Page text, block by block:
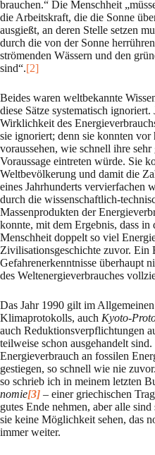
brauchen.“ Die Menschheit
die Arbeitskraft, die die Sonne
ausgießt, an deren Stelle setzen
durch die von der Sonne
strömenden Wässern und den
sind“.[2]
Beides waren weltbekannte
diese Sätze systematisch
Wirklichkeit des
sie ignoriert; denn sie konnten
voraus­sehen, wie schnell ihre
Voraussage eintreten würde. Sie
Weltbevölkerung und damit die
eines Jahrhunderts vervierfachen
durch die wis­sen­schaftlich-
Massenprodukten der
konnte, mit dem Ergebnis, dass
Menschheit doppelt so viel
Zivilisationsge­schichte zuvor. Ein
Gefahrenerkenntnisse überhaupt
des Weltenergie­verbrauches
Das Jahr 1990 gilt im
Klimaprotokolls, auch Kyoto-
auch Reduktionsverpflichtungen
teilweise schon ausgehandelt
Energie­verbrauch an fossilen
gestiegen, so schnell wie nie
so schrieb ich in meinem letzten
nomie[3] – einer griechischen
gutes Ende nehmen, aber alle
sie keine Möglichkeit sehen, das
immer weiter.